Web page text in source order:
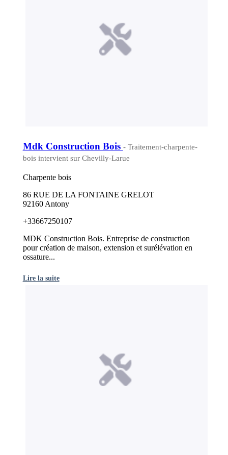
Mdk Construction Bois - Traitement-charpente-
bois intervient sur Chevilly-Larue
Charpente bois
86 RUE DE LA FONTAINE GRELOT
92160 Antony
+33667250107
MDK Construction Bois. Entreprise de construction
pour création de maison, extension et surélévation en
ossature...
Lire la suite